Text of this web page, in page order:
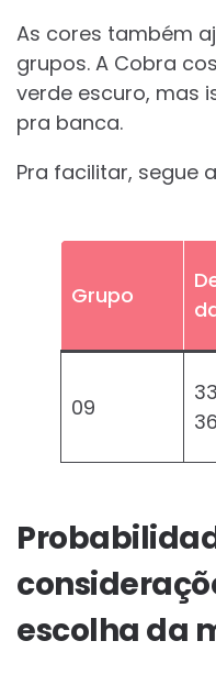
As cores também
grupos. A Cobra
verde escuro, mas
pra banca.
Pra facilitar, segue
Grupo
09
36
escolha da